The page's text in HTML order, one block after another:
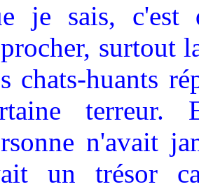
je sais, c'est
surtout
chats-huants
terreur.
n'avait
un trésor